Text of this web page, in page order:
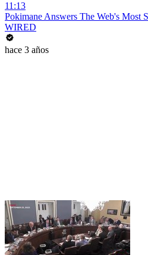
11:13
Pokimane Answers The Web's Most
WIRED
hace 3 años